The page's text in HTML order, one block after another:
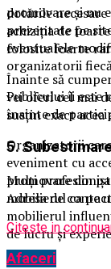
dotările
achiziția de
folosite foarte
Înainte să
vei oferi cel mai
susțin exact
5.
Mulți
mobilierul ca pe
mobilierul
de lucru și
promovare și nu
prezentate pe
eventualele
organizatorii
Publicului îi este
înainte de
Organizatorii
eveniment cu
promovare din
Adresa de
Citeste in
Afaceri